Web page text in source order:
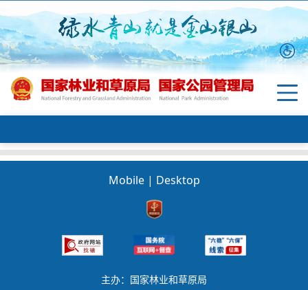
Mobile | Desktop
主办：国家林业和草原局